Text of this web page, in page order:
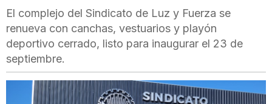
El complejo del Sindicato de Luz y Fuerza se
renueva con canchas, vestuarios y playón
deportivo cerrado, listo para inaugurar el 23 de
septiembre.